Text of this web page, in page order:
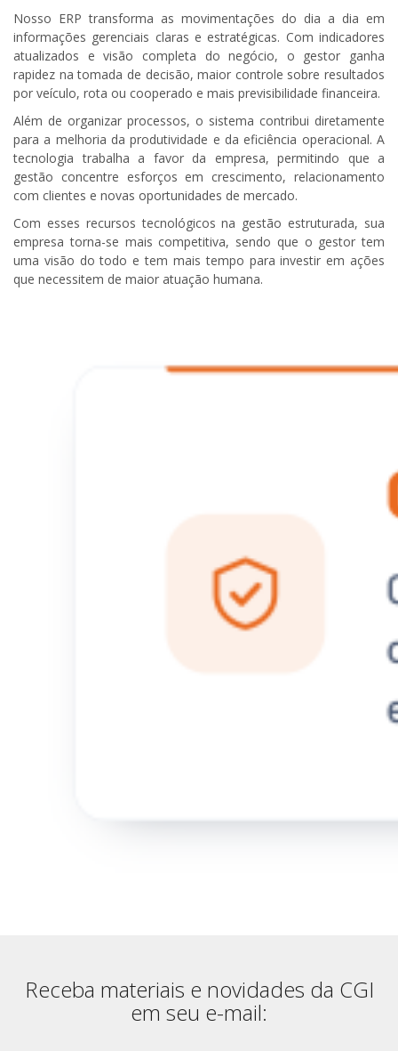
Nosso ERP transforma as movimentações do dia a dia em
informações gerenciais claras e estratégicas. Com indicadores
atualizados e visão completa do negócio, o gestor ganha
rapidez na tomada de decisão, maior controle sobre resultados
por veículo, rota ou cooperado e mais previsibilidade financeira.
Além de organizar processos, o sistema contribui diretamente
para a melhoria da produtividade e da eficiência operacional. A
tecnologia trabalha a favor da empresa, permitindo que a
gestão concentre esforços em crescimento, relacionamento
com clientes e novas oportunidades de mercado.
Com esses recursos tecnológicos na gestão estruturada, sua
empresa torna-se mais competitiva, sendo que o gestor tem
uma visão do todo e tem mais tempo para investir em ações
que necessitem de maior atuação humana.
Receba materiais e novidades da CGI
em seu e-mail: